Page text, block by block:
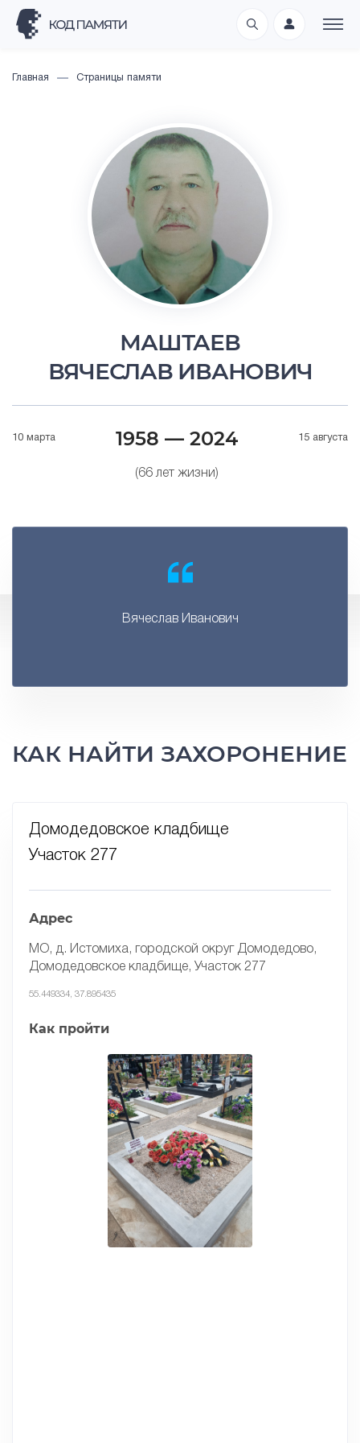
Главная Страницы памяти
МАШТАЕВ
ВЯЧЕСЛАВ ИВАНОВИЧ
10 марта 1958 — 2024
(66 лет жизни)
15 августа
Вячеслав Иванович
КАК НАЙТИ ЗАХОРОНЕНИЕ
Домодедовское кладбище
Участок 277
Адрес
МО, д. Истомиха, городской округ Домодедово,
Домодедовское кладбище, Участок 277
55.449334, 37.895435
Как пройти